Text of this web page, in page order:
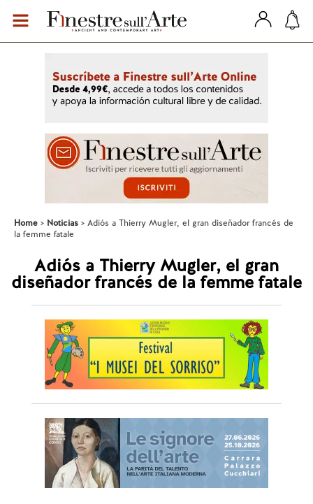
Home Noticias
Adiós a Thierry Mugler, el gran diseñador francés de
la femme fatale
Adiós a Thierry Mugler, el gran
diseñador francés de la femme fatale